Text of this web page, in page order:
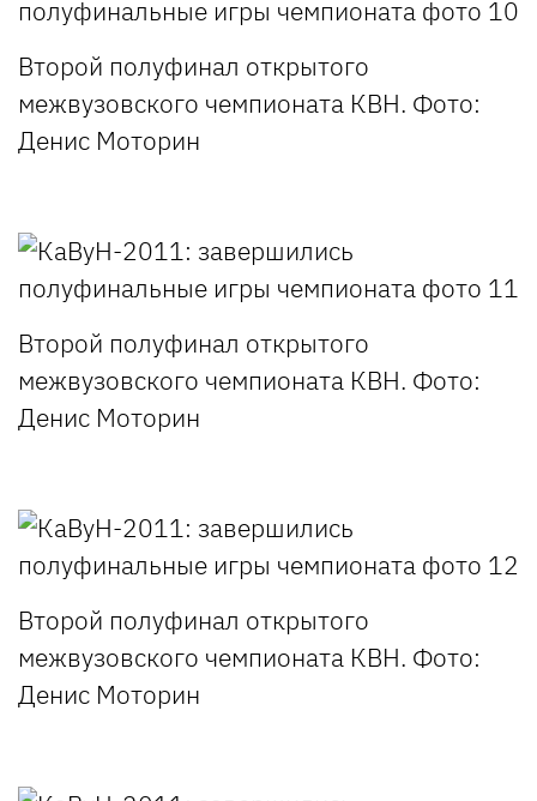
Второй полуфинал открытого
межвузовского чемпионата КВН. Фото:
Денис Моторин
Второй полуфинал открытого
межвузовского чемпионата КВН. Фото:
Денис Моторин
Второй полуфинал открытого
межвузовского чемпионата КВН. Фото:
Денис Моторин